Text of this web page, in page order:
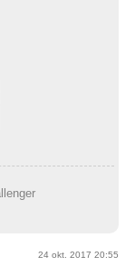
24 okt. 2017 20:55